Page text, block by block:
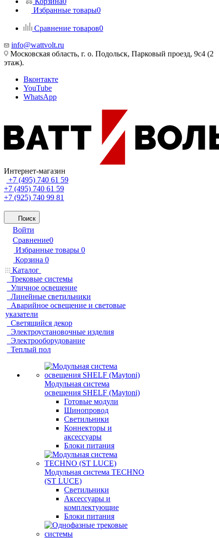
Избранные товары0
Сравнение товаров0
info@wattvolt.ru
Московская область, г. о. Подольск, Парковый проезд, 9с4 (2
этаж).
Вконтакте
YouTube
WhatsApp
Интернет-магазин
+7 (495) 740 61 59
+7 (495) 740 61 59
+7 (925) 740 99 81
Поиск
Войти
Сравнение0
Избранные товары 0
Корзина 0
Каталог
Трековые системы
Уличное освещение
Линейные светильники
Аварийное освещение и световые
указатели
Светящийся декор
Электроустановочные изделия
Электрооборудование
Теплый пол
Модульная система
освещения SHELF (Maytoni)
Готовые модули
Шинопровод
Светильники
Коннекторы и
аксессуары
Блоки питания
Модульная система TECHNO
(ST LUCE)
Светильники
Аксессуары и
комплектующие
Блоки питания